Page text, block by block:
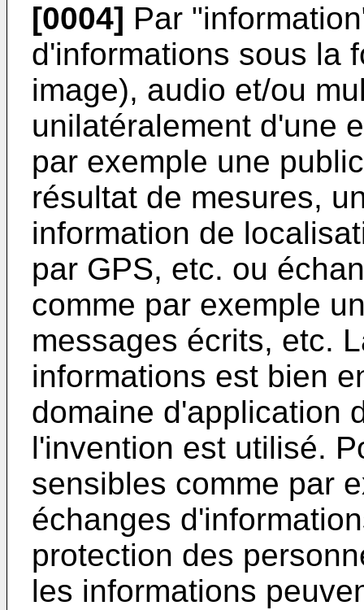
[0004] Par
d'informations sous la
image), audio et/ou
unilatéralement d'une
par exemple une
résultat de mesures,
information de
par GPS, etc. ou
comme par exemple
messages écrits, etc.
informations est bien
domaine d'application
l'invention est utilisé.
sensibles comme par
échanges
protection des
les informations